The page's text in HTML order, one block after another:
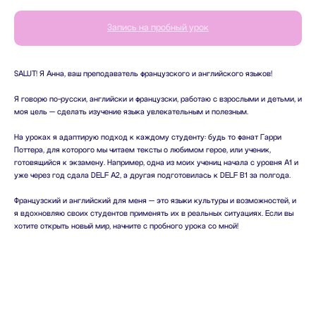
Запись на пробный урок
SALUT! Я Анна, ваш преподаватель французского и английского языков!
Я говорю по-русски, английски и французски, работаю с взрослыми и детьми, и
моя цель — сделать изучение языка увлекательным и полезным.
На уроках я адаптирую подход к каждому студенту: будь то фанат Гарри
Поттера, для которого мы читаем тексты о любимом герое, или ученик,
готовящийся к экзамену. Например, одна из моих учениц начала с уровня A1 и
уже через год сдала DELF A2, а другая подготовилась к DELF B1 за полгода.
Французский и английский для меня — это языки культуры и возможностей, и
я вдохновляю своих студентов применять их в реальных ситуациях. Если вы
хотите открыть новый мир, начните с пробного урока со мной!